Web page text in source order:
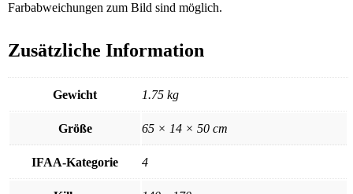
Farbabweichungen zum Bild sind möglich.
Zusätzliche Information
Gewicht 1.75 kg
Größe 65 × 14 × 50 cm
IFAA-Kategorie 4